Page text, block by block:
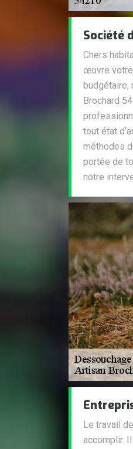
Société
Chers
œuvre votre
budgétaire,
Brochard
tout état
méthodes
portée de
notre
Le travail
accomplir.